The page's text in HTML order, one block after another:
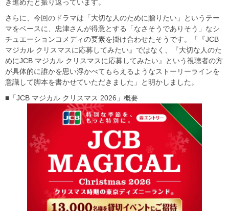
き進めたと振り返っています。
さらに、今回のドラマは「大切な人のために贈りたい」というテー
マをベースに、忠津さんが得意とする「なさそうでありそう」なシ
チュエーションコメディの要素を掛け合わせたそうです。「『JCB
マジカル クリスマスに応募してみたい』ではなく、『大切な人のた
めにJCB マジカル クリスマスに応募してみたい』という視聴者の方
が具体的に誰かを思い浮かべてもらえるようなストーリーラインを
意識して脚本を書かせていただきました」と明かしました。
■「JCB マジカル クリスマス 2026」概要